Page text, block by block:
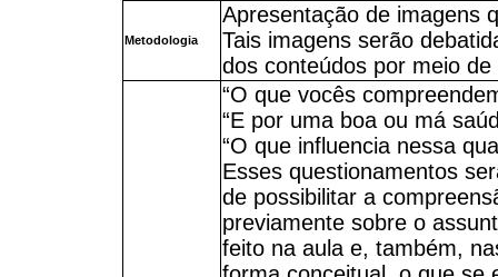
Metodologia
Apresentação de imagens
Tais imagens serão
dos conteúdos por meio
“O que vocês
“E por uma boa ou má
“O que influencia nessa
Esses questionamentos
de possibilitar a
previamente sobre o
feito na aula e, também,